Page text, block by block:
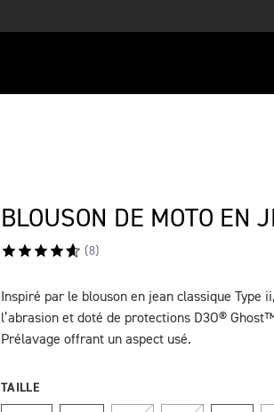
BLOUSON DE MOTO EN
(8)
DESCRIPTION
Inspiré par le blouson en jean classique Type
l’abrasion et doté de protections D3O®
Prélavage offrant un aspect usé.
TAILLE